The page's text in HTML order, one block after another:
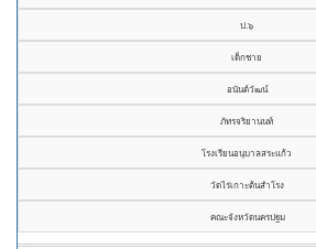
ป.๖
เด็กชาย
อนันต์วัฒน์
ภัทรจริยานนท์
โรงเรียนอนุบาลสระแก้ว
วัดไร่เกาะต้นสำโรง
คณะจังหวัดนครปฐม